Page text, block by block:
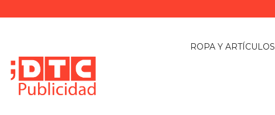
ROPA Y ARTÍCULOS